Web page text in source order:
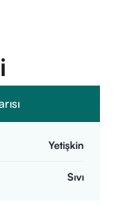
Yetişkin
Sıvı